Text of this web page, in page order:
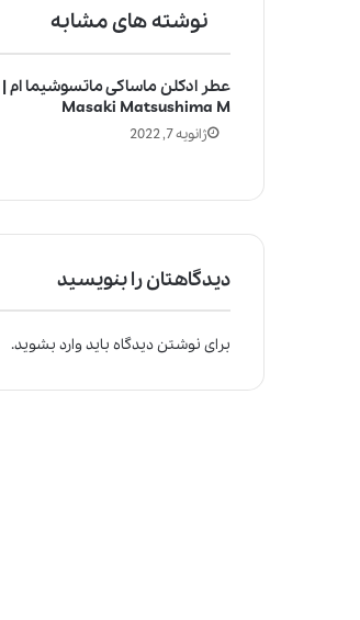
نوشته های مشابه
عطر ادکلن ماساکی ماتسوشیما ام |
Masaki Matsushima M
ژانویه 7, 2022
دیدگاهتان را بنویسید
برای نوشتن دیدگاه بایدوارد بشوید.